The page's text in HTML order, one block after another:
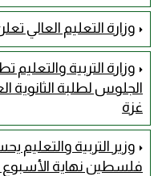
وزارة التعليم
وزارة التربية
غزة
وزير التربية والتعليم
فلسطين نهاية الأسبوع